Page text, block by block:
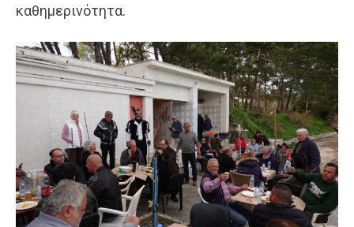
καθημερινότητα.